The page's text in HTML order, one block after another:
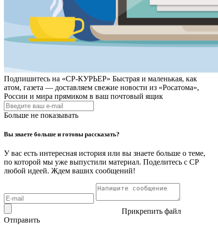
Подпишитесь на «СР-КУРЬЕР» Быстрая и маленькая, как
атом, газета — доставляем свежие новости из «Росатома»,
России и мира прямиком в ваш почтовый ящик
Больше не показывать
Вы знаете больше и готовы рассказать?
У вас есть интересная история или вы знаете больше о теме,
по которой мы уже выпустили материал. Поделитесь с СР
любой идеей. Ждем ваших сообщений!
Прикрепить файл
Отправить